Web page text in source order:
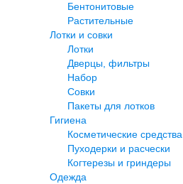
Бентонитовые
Растительные
Лотки и совки
Лотки
Дверцы, фильтры
Набор
Совки
Пакеты для лотков
Гигиена
Косметические средства
Пуходерки и расчески
Когтерезы и гриндеры
Одежда